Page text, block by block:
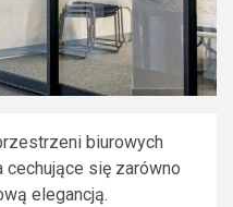
biurowych
się zarówno
elegancją.